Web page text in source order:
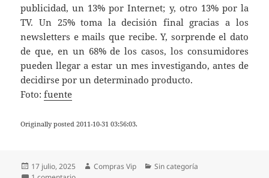
publicidad, un 13% por Internet; y, otro 13% por la
TV. Un 25% toma la decisión final gracias a los
newsletters e mails que recibe. Y, sorprende el dato
de que, en un 68% de los casos, los consumidores
pueden llegar a estar un mes investigando, antes de
decidirse por un determinado producto.
Foto:fuente
Originally posted 2011-10-31 03:56:03.
Publicado
17 julio, 2025 Autor
Compras Vip Categorías
Sin categoría